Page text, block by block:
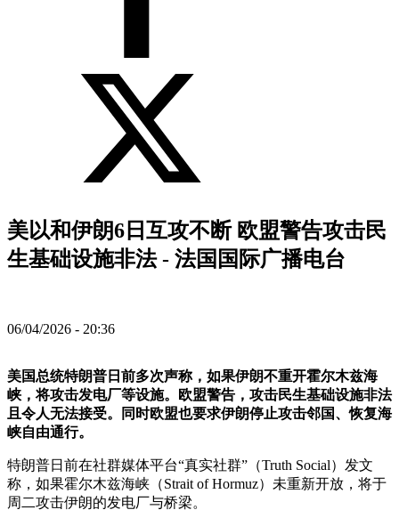
美以和伊朗6日互攻不断 欧盟警告攻击民
生基础设施非法 - 法国国际广播电台
06/04/2026 - 20:36
美国总统特朗普日前多次声称，如果伊朗不重开霍尔木兹海
峡，将攻击发电厂等设施。欧盟警告，攻击民生基础设施非法
且令人无法接受。同时欧盟也要求伊朗停止攻击邻国、恢复海
峡自由通行。
特朗普日前在社群媒体平台“真实社群”（Truth Social）发文
称，如果霍尔木兹海峡（Strait of Hormuz）未重新开放，将于
周二攻击伊朗的发电厂与桥梁。